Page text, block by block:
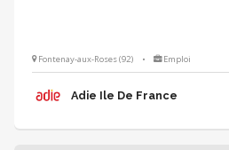
Fontenay-aux-Roses (92) • Emploi
Adie Ile De France